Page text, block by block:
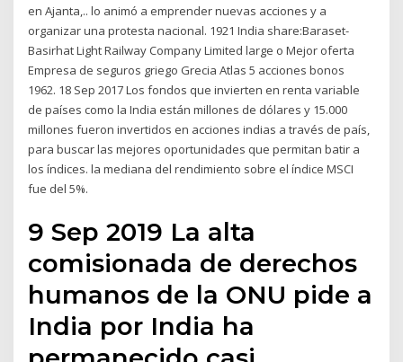
en Ajanta,.. lo animó a emprender nuevas acciones y a
organizar una protesta nacional. 1921 India share:Baraset-
Basirhat Light Railway Company Limited large o Mejor oferta
Empresa de seguros griego Grecia Atlas 5 acciones bonos
1962. 18 Sep 2017 Los fondos que invierten en renta variable
de países como la India están millones de dólares y 15.000
millones fueron invertidos en acciones indias a través de país,
para buscar las mejores oportunidades que permitan batir a
los índices. la mediana del rendimiento sobre el índice MSCI
fue del 5%.
9 Sep 2019 La alta
comisionada de derechos
humanos de la ONU pide a
India por India ha